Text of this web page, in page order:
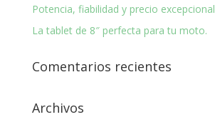
Potencia, fiabilidad y precio excepcional
La tablet de 8″ perfecta para tu moto.
Comentarios recientes
Archivos